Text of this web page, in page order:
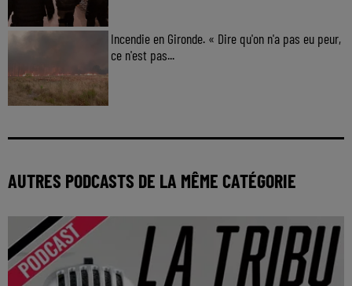
Incendie en Gironde. « Dire qu'on n'a pas eu peur,
ce n'est pas...
AUTRES PODCASTS DE LA MÊME CATÉGORIE